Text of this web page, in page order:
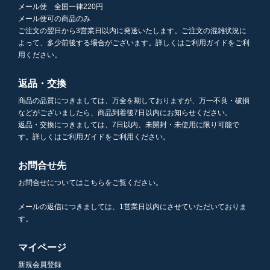
メール便 全国一律220円
メール便可の商品のみ
ご注文の翌日から3営業日以内に発送いたします。ご注文の混雑状況に
よって、多少前後する場合がございます。詳しくはご利用ガイドをご利
用ください。
返品・交換
商品の品質につきましては、万全を期しておりますが、万一不良・破損
などがございましたら、商品到着後7日以内にお知らせください。
返品・交換につきましては、7日以内、未開封・未使用に限り可能で
す。詳しくはご利用ガイドをご利用ください。
お問合せ先
お問合せについてはこちらをご覧ください。
メールの返信につきましては、1営業日以内にさせていただいておりま
す。
マイページ
新規会員登録